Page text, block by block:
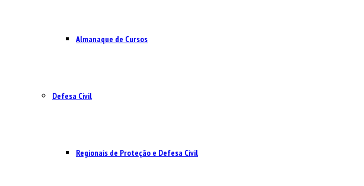
Almanaque de Cursos
Defesa Civil
Regionais de Proteção e Defesa Civil